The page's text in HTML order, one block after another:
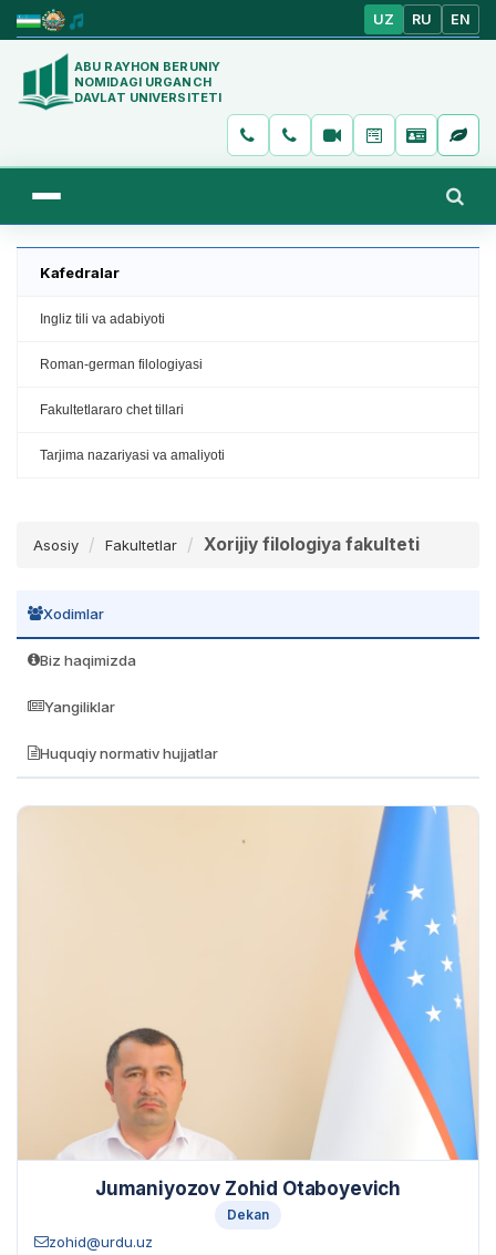
UZ RU EN
ABU RAYHON BERUNIY
NOMIDAGI URGANCH
DAVLAT UNIVERSITETI
Kafedralar
Ingliz tili va adabiyoti
Roman-german filologiyasi
Fakultetlararo chet tillari
Tarjima nazariyasi va amaliyoti
Asosiy Fakultetlar Xorijiy filologiya fakulteti
Xodimlar
Biz haqimizda
Yangiliklar
Huquqiy normativ hujjatlar
Jumaniyozov Zohid Otaboyevich
Dekan
zohid@urdu.uz